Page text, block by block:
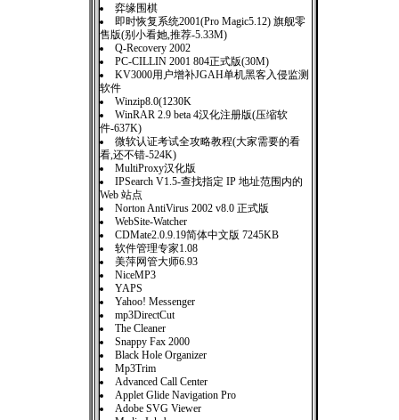
弈缘围棋
即时恢复系统2001(Pro Magic5.12) 旗舰零
售版(别小看她,推荐-5.33M)
Q-Recovery 2002
PC-CILLIN 2001 804正式版(30M)
KV3000用户增补JGAH单机黑客入侵监测
软件
Winzip8.0(1230K
WinRAR 2.9 beta 4汉化注册版(压缩软
件-637K)
微软认证考试全攻略教程(大家需要的看
看,还不错-524K)
MultiProxy汉化版
IPSearch V1.5-查找指定 IP 地址范围内的
Web 站点
Norton AntiVirus 2002 v8.0 正式版
WebSite-Watcher
CDMate2.0.9.19简体中文版 7245KB
软件管理专家1.08
美萍网管大师6.93
NiceMP3
YAPS
Yahoo! Messenger
mp3DirectCut
The Cleaner
Snappy Fax 2000
Black Hole Organizer
Mp3Trim
Advanced Call Center
Applet Glide Navigation Pro
Adobe SVG Viewer